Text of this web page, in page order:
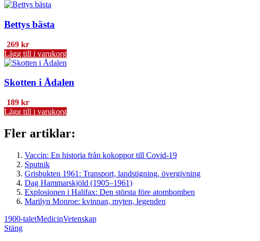
Bettys bästa
269 kr
Lägg till i varukorg
Skotten i Ådalen
189 kr
Lägg till i varukorg
Fler artiklar:
Vaccin: En historia från kokoppor till Covid-19
Sputnik
Grisbukten 1961: Transport, landstigning, övergivning
Dag Hammarskjöld (1905–1961)
Explosionen i Halifax: Den största före atombomben
Marilyn Monroe: kvinnan, myten, legenden
1900-taletMedicinVetenskap
Stäng